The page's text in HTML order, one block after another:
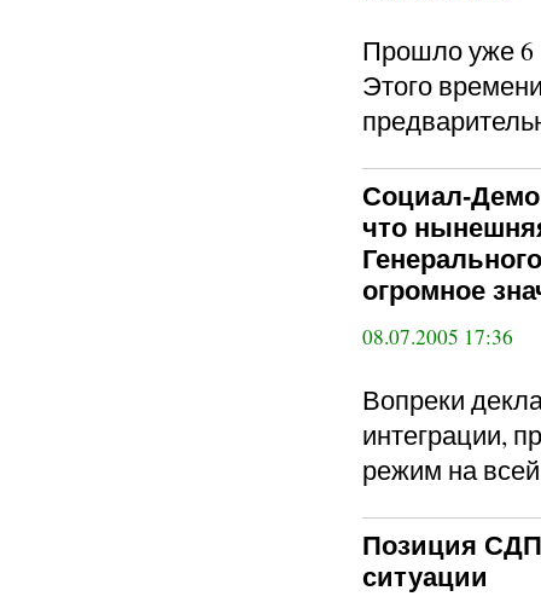
Прошло уже 6
Этого
Социал-
что
огромное
08.07.2005 17:36
Вопреки
интеграции,
режим на
Позиция
ситуации